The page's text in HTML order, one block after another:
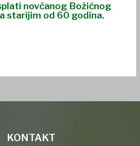
novčanog Božićnog
starijim od 60 godina.
KONTAKT